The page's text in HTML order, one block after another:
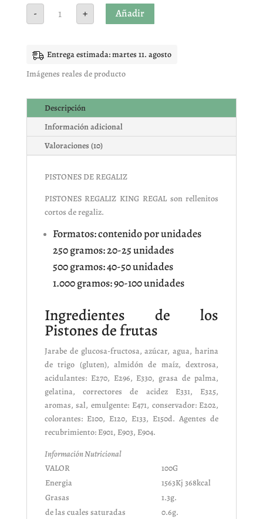
-
PISTONES
REGALIZ
+ Añadir
Entrega estimada: martes 11. agosto
Imágenes reales de producto
Descripción
Información adicional
Valoraciones (10)
PISTONES DE REGALIZ
PISTONES REGALIZ KING REGAL son rellenitos
cortos de regaliz.
Formatos: contenido por unidades
250 gramos: 20-25 unidades
500 gramos: 40-50 unidades
1.000 gramos: 90-100 unidades
Ingredientes de los
Pistones de frutas
Jarabe de glucosa-fructosa, azúcar, agua, harina
de trigo (gluten), almidón de maíz, dextrosa,
acidulantes: E270, E296, E330, grasa de palma,
gelatina, correctores de acidez E331, E325,
aromas, sal, emulgente: E471, conservador: E202,
colorantes: E100, E120, E133, E150d. Agentes de
recubrimiento: E901, E903, E904.
Información Nutricional
VALOR
100G
Energia
1563Kj 368kcal
Grasas
1.3g.
de las cuales saturadas
0.6g.